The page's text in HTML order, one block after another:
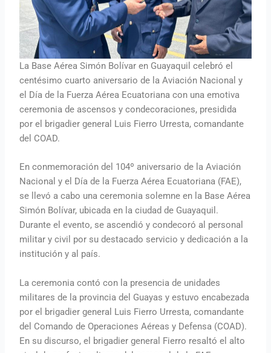
La Base Aérea Simón Bolívar en Guayaquil celebró el
centésimo cuarto aniversario de la Aviación Nacional y
el Día de la Fuerza Aérea Ecuatoriana con una emotiva
ceremonia de ascensos y condecoraciones, presidida
por el brigadier general Luis Fierro Urresta, comandante
del COAD.
En conmemoración del 104º aniversario de la Aviación
Nacional y el Día de la Fuerza Aérea Ecuatoriana (FAE),
se llevó a cabo una ceremonia solemne en la Base Aérea
Simón Bolívar, ubicada en la ciudad de Guayaquil.
Durante el evento, se ascendió y condecoró al personal
militar y civil por su destacado servicio y dedicación a la
institución y al país.
La ceremonia contó con la presencia de unidades
militares de la provincia del Guayas y estuvo encabezada
por el brigadier general Luis Fierro Urresta, comandante
del Comando de Operaciones Aéreas y Defensa (COAD).
En su discurso, el brigadier general Fierro resaltó el alto